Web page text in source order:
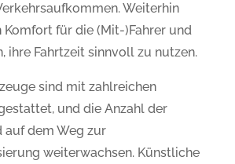
Weiterhin
Komfort für die (Mit-)Fahrer und
ihre Fahrtzeit sinnvoll zu nutzen.
sind mit zahlreichen
und die Anzahl der
auf dem Weg zur
weiterwachsen. Künstliche